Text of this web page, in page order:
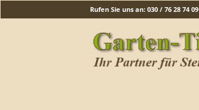
Rufen Sie uns an: 030 / 76 28 74 09